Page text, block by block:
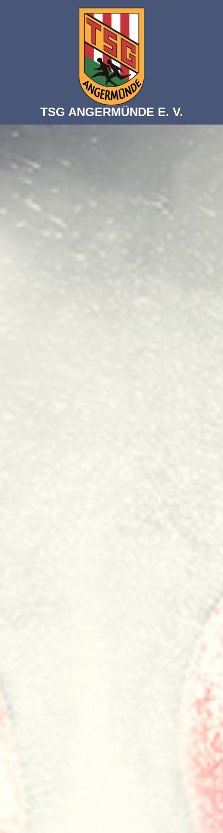
TSG ANGERMÜNDE E. V.